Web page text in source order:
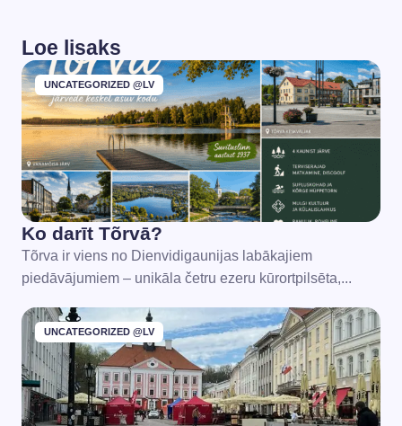
Loe lisaks
UNCATEGORIZED @LV
Ko darīt Tõrvā?
Tõrva ir viens no Dienvidigaunijas labākajiem
piedāvājumiem – unikāla četru ezeru kūrortpilsēta,...
UNCATEGORIZED @LV